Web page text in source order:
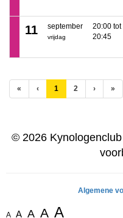
11 september
vrijdag
20:00 tot
20:45
« ‹ 1 (huidige)
2 › »
© 2026
Algemene
A A A A A